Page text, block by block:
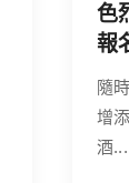
色
報
隨
增
酒...